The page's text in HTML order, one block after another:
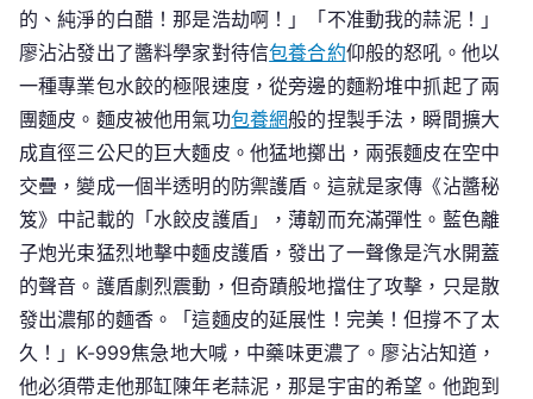
的、純淨的白醋！那是浩劫啊！」「不准動我的蒜泥！」
廖沾沾發出了醬料學家對待信包養合約仰般的怒吼。他以
一種專業包水餃的極限速度，從旁邊的麵粉堆中抓起了兩
團麵皮。麵皮被他用氣功包養網般的捏製手法，瞬間擴大
成直徑三公尺的巨大麵皮。他猛地擲出，兩張麵皮在空中
交疊，變成一個半透明的防禦護盾。這就是家傳《沾醬秘
笈》中記載的「水餃皮護盾」，薄韌而充滿彈性。藍色離
子炮光束猛烈地擊中麵皮護盾，發出了一聲像是汽水開蓋
的聲音。護盾劇烈震動，但奇蹟般地擋住了攻擊，只是散
發出濃郁的麵香。「這麵皮的延展性！完美！但撐不了太
久！」K-999焦急地大喊，中藥味更濃了。廖沾沾知道，
他必須帶走他那缸陳年老蒜泥，那是宇宙的希望。他跑到